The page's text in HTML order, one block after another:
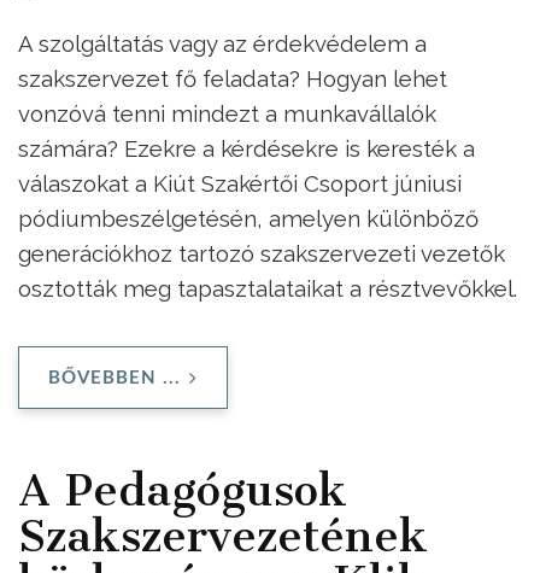
A szolgáltatás vagy az érdekvédelem a
szakszervezet fő feladata? Hogyan lehet
vonzóvá tenni mindezt a munkavállalók
számára? Ezekre a kérdésekre is keresték a
válaszokat a Kiút Szakértői Csoport júniusi
pódiumbeszélgetésén, amelyen különböző
generációkhoz tartozó szakszervezeti vezetők
osztották meg tapasztalataikat a résztvevőkkel.
BŐVEBBEN ...
A Pedagógusok
Szakszervezetének